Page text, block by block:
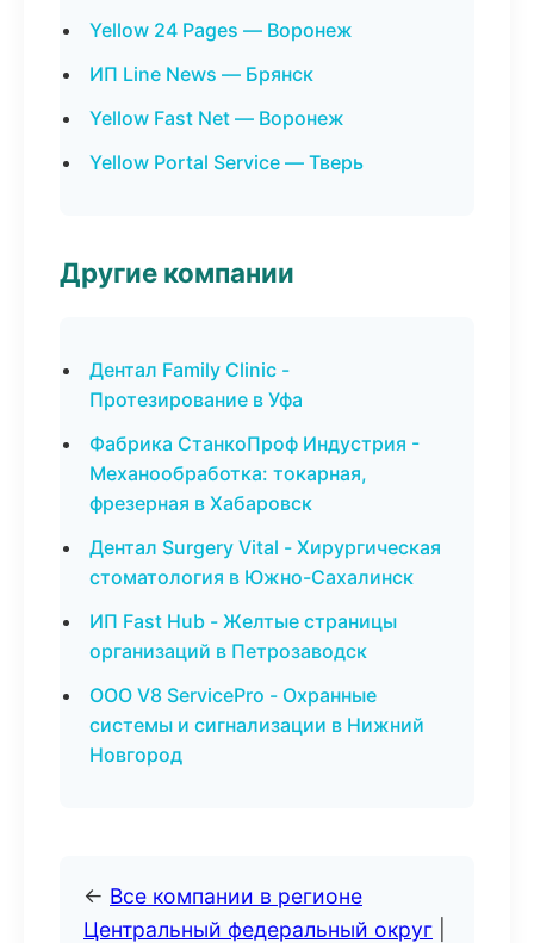
Yellow 24 Pages — Воронеж
ИП Line News — Брянск
Yellow Fast Net — Воронеж
Yellow Portal Service — Тверь
Другие компании
Дентал Family Clinic -
Протезирование в Уфа
Фабрика СтанкоПроф Индустрия -
Механообработка: токарная,
фрезерная в Хабаровск
Дентал Surgery Vital - Хирургическая
стоматология в Южно-Сахалинск
ИП Fast Hub - Желтые страницы
организаций в Петрозаводск
ООО V8 ServicePro - Охранные
системы и сигнализации в Нижний
Новгород
← Все компании в регионе
Центральный федеральный округ